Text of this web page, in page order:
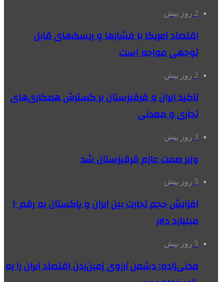
2 روز پیش
اقتصاد آمریکا با فشارها و ریسک‌های قابل
توجهی مواجه است
2 روز پیش
تاکید ایران و قرقیزستان بر گسترش همکاری‌های
تجاری و معدنی
3 روز پیش
وزیر صمت عازم قرقیزستان شد
5 روز پیش
افزایش حجم تجارت بین ایران و پاکستان به رقم ۱۰
میلیارد دلار
5 روز پیش
مدنی‌زاده: دشمن آرزوی زمین‌زدن اقتصاد ایران را به